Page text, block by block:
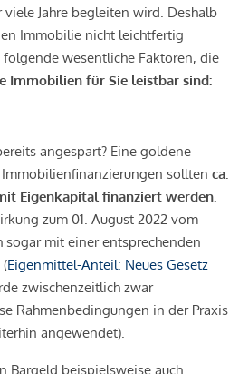
viele Jahre begleiten wird. Deshalb
Immobilie nicht leichtfertig
wesentliche Faktoren, die
Immobilien für Sie leistbar sind:
angespart? Eine goldene
sollten ca.
Eigenkapital finanziert werden.
zum 01. August 2022 vom
sogar mit einer entsprechenden
(Eigenmittel-Anteil: Neues Gesetz
zwischenzeitlich zwar
Rahmenbedingungen in der Praxis
angewendet).
Bargeld beispielsweise auch